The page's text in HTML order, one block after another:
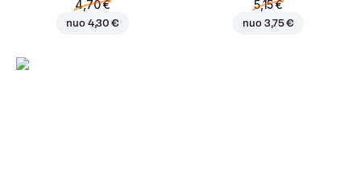
4,70 €
nuo 4,30 €
5,15 €
nuo 3,75 €